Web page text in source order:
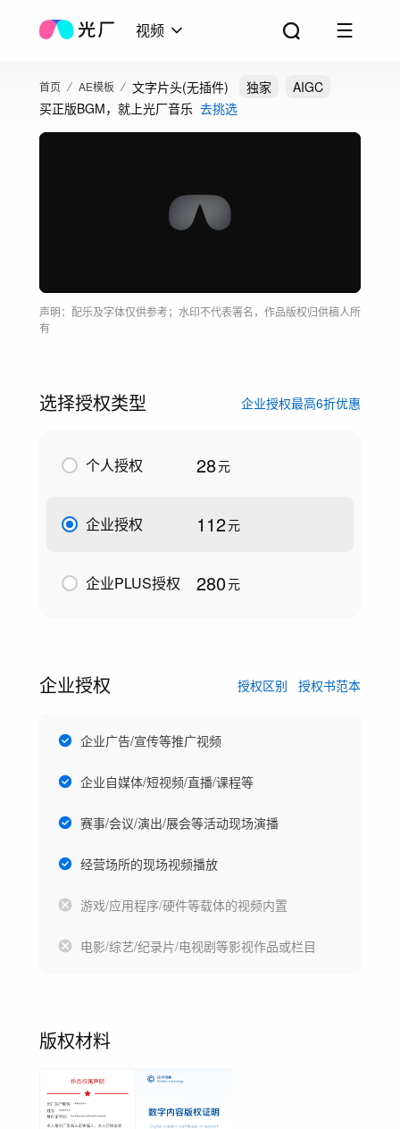
视频
首页 AE模板 文字片头(无插件) 独家
AIGC
买正版BGM，就上光厂音乐 去挑选
声明：配乐及字体仅供参考；水印不代表署名，作品版权归供稿人所
有
选择授权类型 企业授权最高6折优惠
个人授权 28元
企业授权 112元
企业PLUS授权 280元
企业授权 授权区别 授权书范本
企业广告/宣传等推广视频
企业自媒体/短视频/直播/课程等
赛事/会议/演出/展会等活动现场演播
经营场所的现场视频播放
游戏/应用程序/硬件等载体的视频内置
电影/综艺/纪录片/电视剧等影视作品或栏目
版权材料